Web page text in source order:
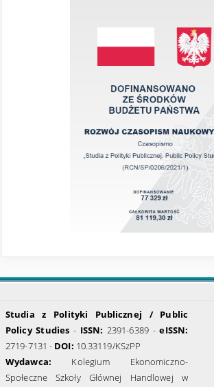
Studia z Polityki Publicznej / Public
Policy Studies - ISSN: 2391-6389 -eISSN:
2719-7131 - DOI: 10.33119/KSzPP
Wydawca: Kolegium Ekonomiczno-
Społeczne Szkoły Głównej Handlowej w